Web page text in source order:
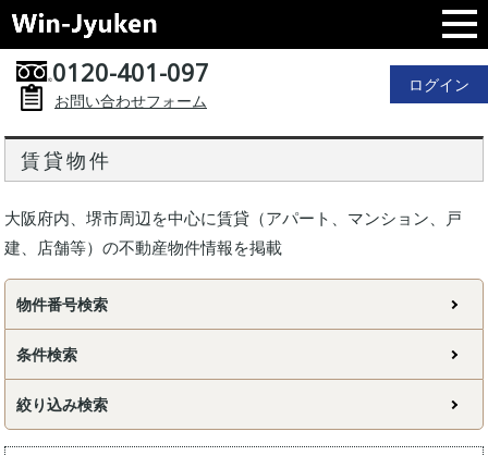
0120-401-097
お問い合わせフォーム
ログイン
賃貸物件
大阪府内、堺市周辺を中心に賃貸（アパート、マンション、戸
建、店舗等）の不動産物件情報を掲載
物件番号検索
条件検索
絞り込み検索